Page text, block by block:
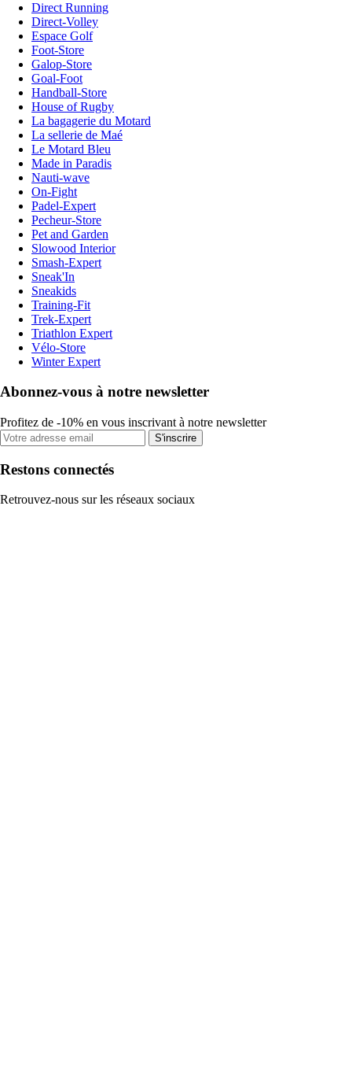
Direct Running
Direct-Volley
Espace Golf
Foot-Store
Galop-Store
Goal-Foot
Handball-Store
House of Rugby
La bagagerie du Motard
La sellerie de Maé
Le Motard Bleu
Made in Paradis
Nauti-wave
On-Fight
Padel-Expert
Pecheur-Store
Pet and Garden
Slowood Interior
Smash-Expert
Sneak'In
Sneakids
Training-Fit
Trek-Expert
Triathlon Expert
Vélo-Store
Winter Expert
Abonnez-vous à notre newsletter
Profitez de -10% en vous inscrivant à notre newsletter
S'inscrire
Restons connectés
Retrouvez-nous sur les réseaux sociaux